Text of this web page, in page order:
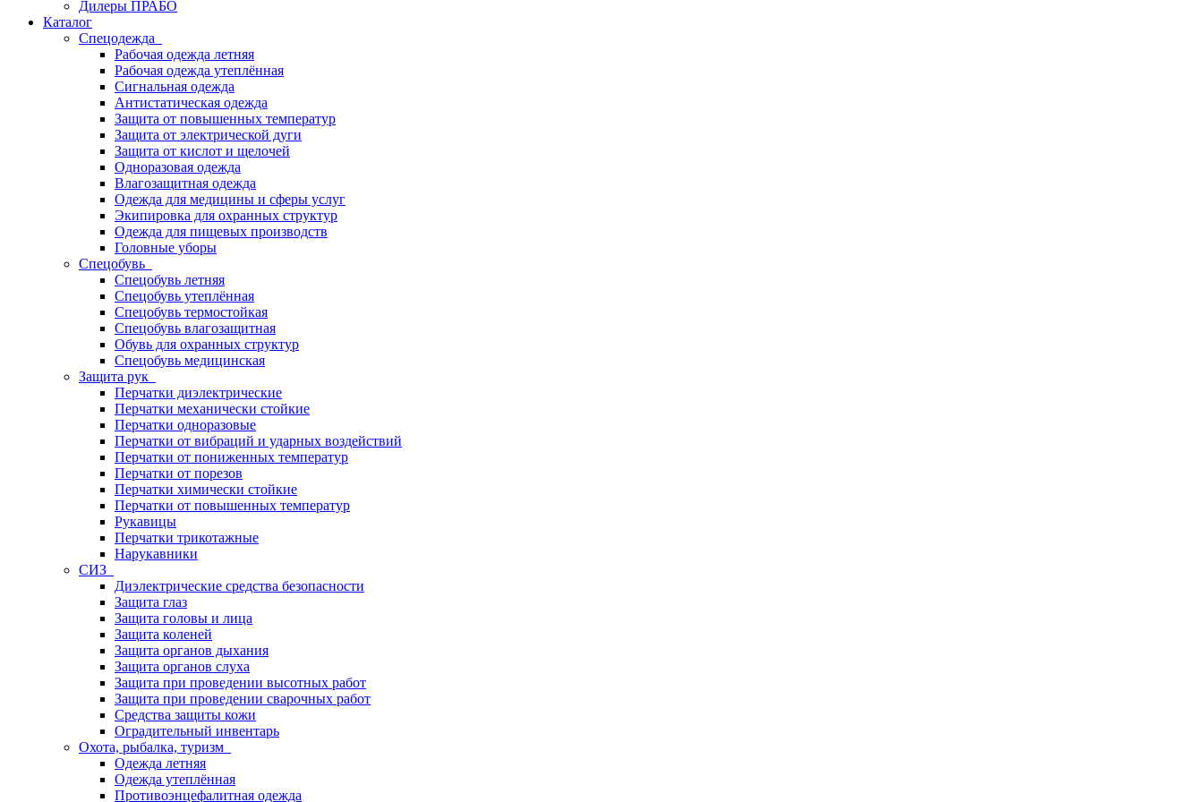
Дилеры ПРАБО
Каталог
Спецодежда
Рабочая одежда летняя
Рабочая одежда утеплённая
Сигнальная одежда
Антистатическая одежда
Защита от повышенных температур
Защита от электрической дуги
Защита от кислот и щелочей
Одноразовая одежда
Влагозащитная одежда
Одежда для медицины и сферы услуг
Экипировка для охранных структур
Одежда для пищевых производств
Головные уборы
Спецобувь
Спецобувь летняя
Спецобувь утеплённая
Спецобувь термостойкая
Спецобувь влагозащитная
Обувь для охранных структур
Спецобувь медицинская
Защита рук
Перчатки диэлектрические
Перчатки механически стойкие
Перчатки одноразовые
Перчатки от вибраций и ударных воздействий
Перчатки от пониженных температур
Перчатки от порезов
Перчатки химически стойкие
Перчатки от повышенных температур
Рукавицы
Перчатки трикотажные
Нарукавники
СИЗ
Диэлектрические средства безопасности
Защита глаз
Защита головы и лица
Защита коленей
Защита органов дыхания
Защита органов слуха
Защита при проведении высотных работ
Защита при проведении сварочных работ
Средства защиты кожи
Оградительный инвентарь
Охота, рыбалка, туризм
Одежда летняя
Одежда утеплённая
Противоэнцефалитная одежда